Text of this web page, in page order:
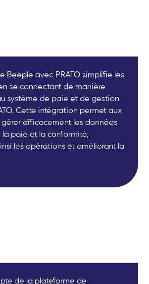
Beeple avec PRATO simplifie les
se connectant de manière
système de paie et de gestion
Cette intégration permet aux
efficacement les données
la paie et la conformité,
les opérations et améliorant la
de la plateforme de